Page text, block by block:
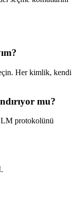
Her kimlik, kendi
mu?
protokolünü